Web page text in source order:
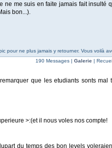
ne me suis en faite jamais fait insulté
bon...).
pour ne plus jamais y retourner. Vous voilà
190 Messages | Galerie |
que les etudiants sonts mal
>:(et il nous voles nos compte!
du temps des bon levels